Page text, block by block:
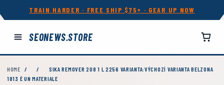
TRAIN HARDER · FREE SHIP $75+ · GEAR UP NOW
SEONEWS.STORE
HOME / /
SIKA REMOVER 208 1 L 2256 VARIANTA:VÝCHOZÍ VARIANTA BELZONA
1813 È UN MATERIALE